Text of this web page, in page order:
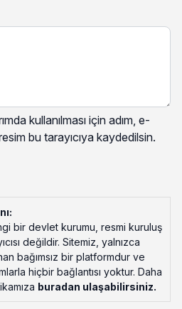
kullanılması için adım, e-
bu tarayıcıya kaydedilsin.
bir devlet kurumu, resmi kuruluş
değildir. Sitemiz, yalnızca
bağımsız bir platformdur ve
hiçbir bağlantısı yoktur. Daha
buradan ulaşabilirsiniz.